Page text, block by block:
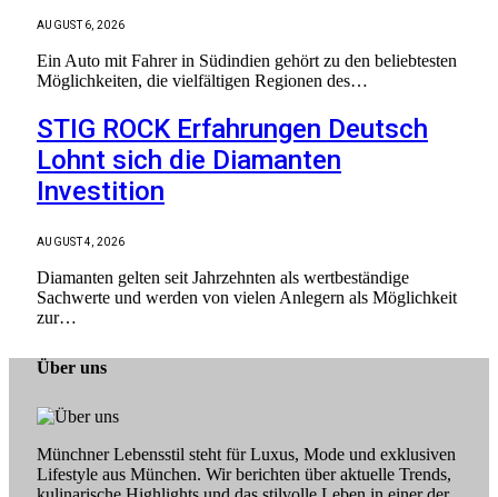
AUGUST 6, 2026
Ein Auto mit Fahrer in Südindien gehört zu den beliebtesten
Möglichkeiten, die vielfältigen Regionen des…
STIG ROCK Erfahrungen Deutsch
Lohnt sich die Diamanten
Investition
AUGUST 4, 2026
Diamanten gelten seit Jahrzehnten als wertbeständige
Sachwerte und werden von vielen Anlegern als Möglichkeit
zur…
Über uns
Münchner Lebensstil steht für Luxus, Mode und exklusiven
Lifestyle aus München. Wir berichten über aktuelle Trends,